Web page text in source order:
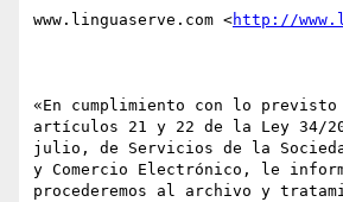
www.linguaserve.com <http://
«En cumplimiento con lo
artículos 21 y 22 de la Ley 34/
julio, de Servicios de la
y Comercio Electrónico, le
procederemos al archivo y